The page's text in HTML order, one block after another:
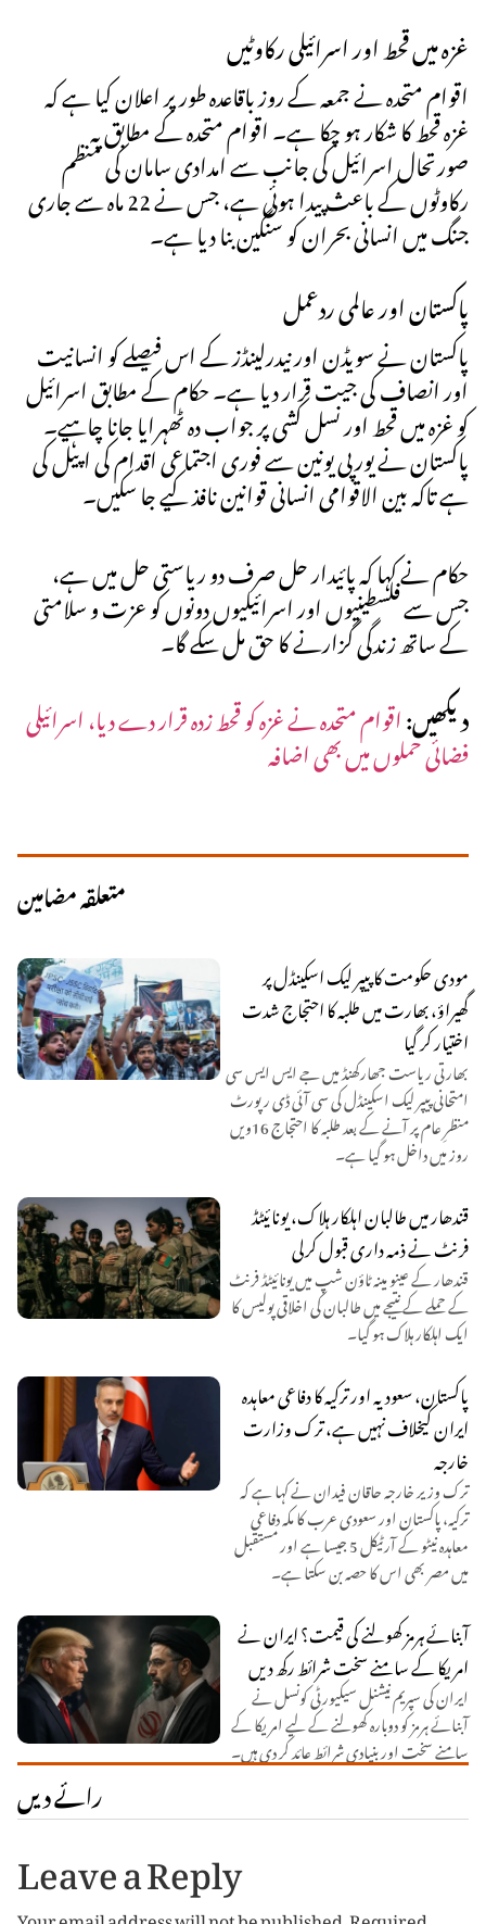
غزہ میں قحط اور اسرائیلی رکاوٹیں
اقوام متحدہ نے جمعہ کے روز باقاعدہ طور پر اعلان کیا ہے کہ
غزہ قحط کا شکار ہو چکا ہے۔ اقوام متحدہ کے مطابق یہ
صورتحال اسرائیل کی جانب سے امدادی سامان کی منظم
رکاوٹوں کے باعث پیدا ہوئی ہے، جس نے 22 ماہ سے جاری
جنگ میں انسانی بحران کو سنگین بنا دیا ہے۔
پاکستان اور عالمی ردعمل
پاکستان نے سویڈن اور نیدرلینڈز کے اس فیصلے کو انسانیت
اور انصاف کی جیت قرار دیا ہے۔ حکام کے مطابق اسرائیل
کو غزہ میں قحط اور نسل کشی پر جواب دہ ٹھہرایا جانا چاہیے۔
پاکستان نے یورپی یونین سے فوری اجتماعی اقدام کی اپیل کی
ہے تاکہ بین الاقوامی انسانی قوانین نافذ کیے جا سکیں۔
حکام نے کہا کہ پائیدار حل صرف دو ریاستی حل میں ہے،
جس سے فلسطینیوں اور اسرائیلیوں دونوں کو عزت و سلامتی
کے ساتھ زندگی گزارنے کا حق مل سکے گا۔
دیکھیں:اقوام متحدہ نے غزہ کو قحط زدہ قرار دے دیا، اسرائیلی
فضائی حملوں میں بھی اضافہ
متعلقہ مضامین
مودی حکومت کا پیپر لیک اسکینڈل پر
گھیراؤ، بھارت میں طلبہ کا احتجاج شدت
اختیار کر گیا
بھارتی ریاست جھارکھنڈ میں جے ایس ایس سی
امتحانی پیپر لیک اسکینڈل کی سی آئی ڈی رپورٹ
منظرِ عام پر آنے کے بعد طلبہ کا احتجاج 16ویں
روز میں داخل ہو گیا ہے۔
قندھار میں طالبان اہلکار ہلاک، یونائیٹڈ
فرنٹ نے ذمہ داری قبول کرلی
قندھار کے عینو مینہ ٹاؤن شپ میں یونائیٹڈ فرنٹ
کے حملے کے نتیجے میں طالبان کی اخلاقی پولیس کا
ایک اہلکار ہلاک ہو گیا۔
پاکستان، سعودیہ اور ترکیہ کا دفاعی معاہدہ
ایران کیخلاف نہیں ہے، ترک وزارت
خارجہ
ترک وزیر خارجہ حاقان فیدان نے کہا ہے کہ
ترکیہ، پاکستان اور سعودی عرب کا مکہ دفاعی
معاہدہ نیٹو کے آرٹیکل 5 جیسا ہے اور مستقبل
میں مصر بھی اس کا حصہ بن سکتا ہے۔
آبنائے ہرمز کھولنے کی قیمت؟ ایران نے
امریکا کے سامنے سخت شرائط رکھ دیں
ایران کی سپریم نیشنل سیکیورٹی کونسل نے
آبنائے ہرمز کو دوبارہ کھولنے کے لیے امریکا کے
سامنے سخت اور بنیادی شرائط عائد کر دی ہیں۔
رائے دیں
Leave a Reply